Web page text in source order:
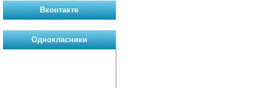
Вконтакте
Однокласники